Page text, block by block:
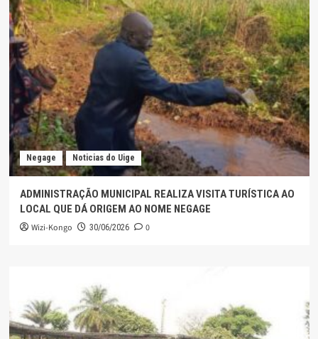
Negage Noticias do Uige
ADMINISTRAÇÃO MUNICIPAL REALIZA VISITA TURÍSTICA AO
LOCAL QUE DÁ ORIGEM AO NOME NEGAGE
Wizi-Kongo 30/06/2026 0